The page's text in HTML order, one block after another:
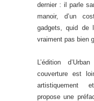
dernier : il parle
manoir, d’un
gadgets, quid de
vraiment pas bien
L’édition
couverture est
artistiquement
propose une